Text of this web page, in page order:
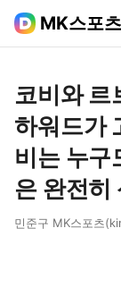
MK스포츠
코비와 르
하워드가
비는 누구
은 완전히
민준구 MK스포츠